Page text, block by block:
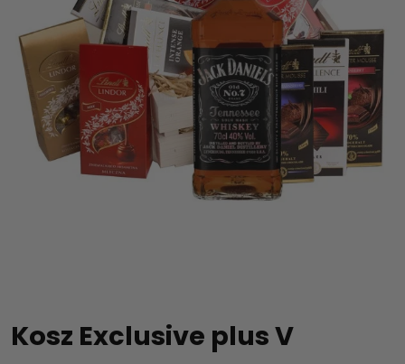
Kosz Exclusive plus V